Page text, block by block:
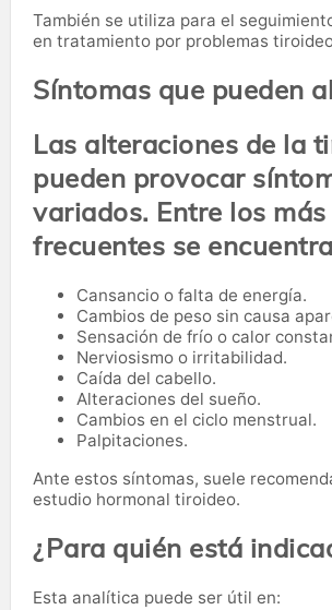
También se utiliza para el
en tratamiento por problemas
Síntomas que pueden
Las alteraciones de la
pueden provocar
variados. Entre los más
frecuentes se
Cansancio o falta de energía.
Cambios de peso sin causa
Sensación de frío o calor
Nerviosismo o irritabilidad.
Caída del cabello.
Alteraciones del sueño.
Cambios en el ciclo menstrual.
Palpitaciones.
Ante estos síntomas, suele
estudio hormonal tiroideo.
¿Para quién está
Esta analítica puede ser útil en: